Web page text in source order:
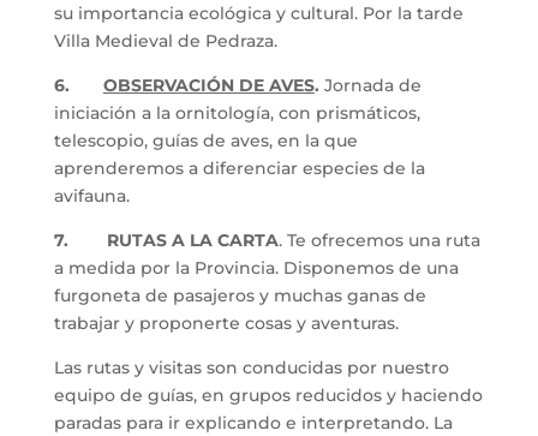
su importancia ecológica y cultural. Por la tarde
Villa Medieval de Pedraza.
6. OBSERVACIÓN DE AVES. Jornada de
iniciación a la ornitología, con prismáticos,
telescopio, guías de aves, en la que
aprenderemos a diferenciar especies de la
avifauna.
7. RUTAS A LA CARTA. Te ofrecemos una ruta
a medida por la Provincia. Disponemos de una
furgoneta de pasajeros y muchas ganas de
trabajar y proponerte cosas y aventuras.
Las rutas y visitas son conducidas por nuestro
equipo de guías, en grupos reducidos y haciendo
paradas para ir explicando e interpretando. La